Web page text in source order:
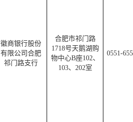
徽商银行股份
有限公司合肥
祁门路支行
合肥市祁门路
1718号天鹅湖购
物中心B座102、
103、 202室
0551-